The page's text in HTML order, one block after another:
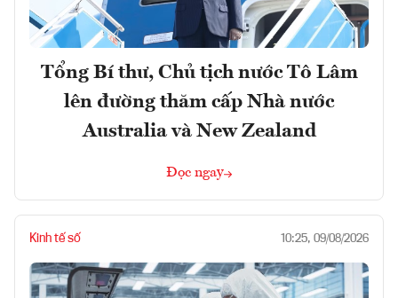
Tổng Bí thư, Chủ tịch nước Tô Lâm
lên đường thăm cấp Nhà nước
Australia và New Zealand
Đọc ngay
Kinh tế số 10:25, 09/08/2026